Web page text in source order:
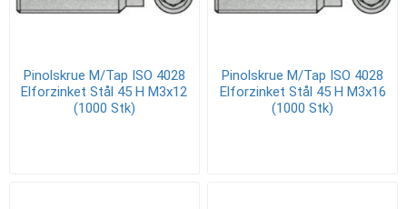
Pinolskrue M/Tap ISO 4028
Elforzinket Stål 45 H M3x12
(1000 Stk)
Pinolskrue M/Tap ISO 4028
Elforzinket Stål 45 H M3x16
(1000 Stk)